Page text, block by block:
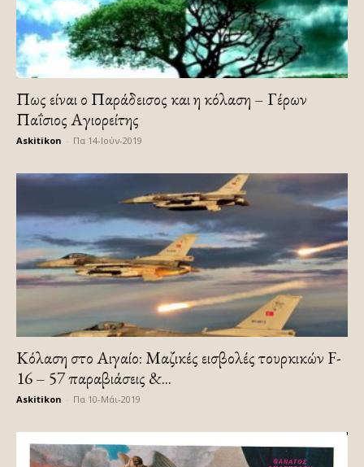
Πως είναι ο Παράδεισος και η κόλαση – Γέρων
Παΐσιος Αγιορείτης
Askitikon Πα 14-Ιούν-2019
Κόλαση στο Αιγαίο: Μαζικές εισβολές τουρκικών F-
16 – 57 παραβιάσεις &...
Askitikon Πα 10-Μάι-2019